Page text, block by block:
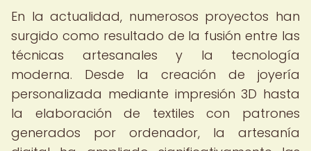
En la actualidad, numerosos proyectos han
surgido como resultado de la fusión entre las
técnicas artesanales y la tecnología
moderna. Desde la creación de joyería
personalizada mediante impresión 3D hasta
la elaboración de textiles con patrones
generados por ordenador, la artesanía